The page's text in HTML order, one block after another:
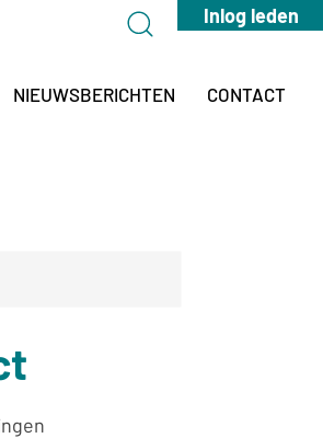
Inlog leden
NIEUWSBERICHTEN CONTACT